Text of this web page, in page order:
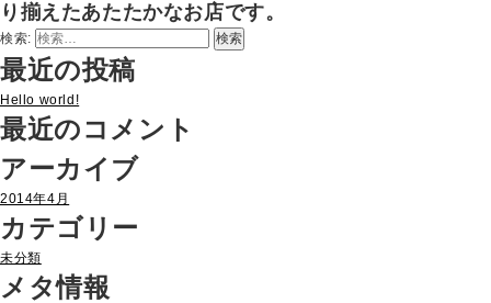
り揃えたあたたかなお店です。
検索:
最近の投稿
Hello world!
最近のコメント
アーカイブ
2014年4月
カテゴリー
未分類
メタ情報